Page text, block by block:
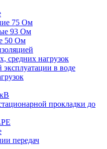
75 Ом
93 Ом
50 Ом
средних нагрузок
эксплуатации в воде
прокладки до
передач